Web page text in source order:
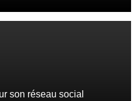
son réseau social